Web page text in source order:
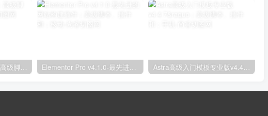
独立分析专业版2.9.1；高级脚本、插件和；手机